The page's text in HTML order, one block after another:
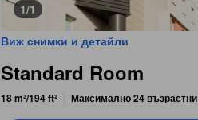
1/1
Виж снимки и детайли
Standard Room
18 m²/194 ft² Максимално 24 възрастни